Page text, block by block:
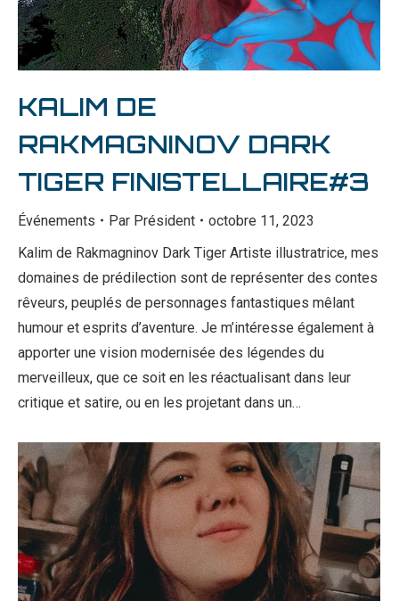
KALIM DE
RAKMAGNINOV DARK
TIGER FINISTELLAIRE#3
Événements Par Président
octobre 11, 2023
Kalim de Rakmagninov Dark Tiger Artiste illustratrice, mes
domaines de prédilection sont de représenter des contes
rêveurs, peuplés de personnages fantastiques mêlant
humour et esprits d’aventure. Je m’intéresse également à
apporter une vision modernisée des légendes du
merveilleux, que ce soit en les réactualisant dans leur
critique et satire, ou en les projetant dans un…